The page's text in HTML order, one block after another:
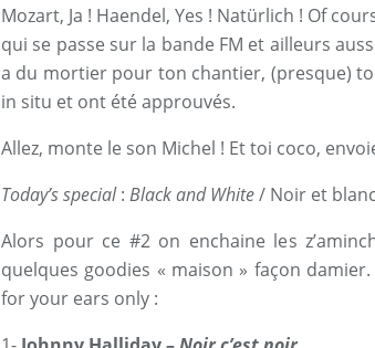
Mozart, Ja ! Haendel, Yes ! Natürlich ! Of
qui se passe sur la bande FM et ailleurs
a du mortier pour ton chantier, (presque)
in situ et ont été approuvés.
Allez, monte le son Michel ! Et toi coco,
Today’s special: Black and White/ Noir et
Alors pour ce #2 on enchaine les
quelques goodies « maison » façon
for your ears only :